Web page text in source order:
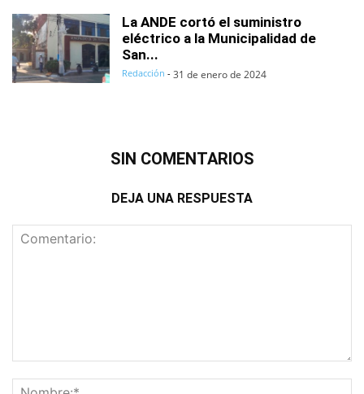
La ANDE cortó el suministro
eléctrico a la Municipalidad de
San...
Redacción - 31 de enero de 2024
SIN COMENTARIOS
DEJA UNA RESPUESTA